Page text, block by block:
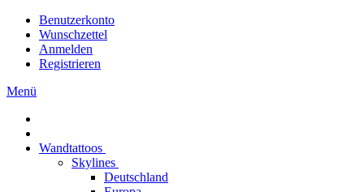
Benutzerkonto
Wunschzettel
Anmelden
Registrieren
Menü
Wandtattoos
Skylines
Deutschland